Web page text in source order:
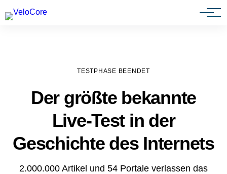
Agenturen & Webdesigner
TESTPHASE BEENDET
Der größte bekannte
Live-Test in der
Geschichte des Internets
2.000.000 Artikel und 54 Portale verlassen das